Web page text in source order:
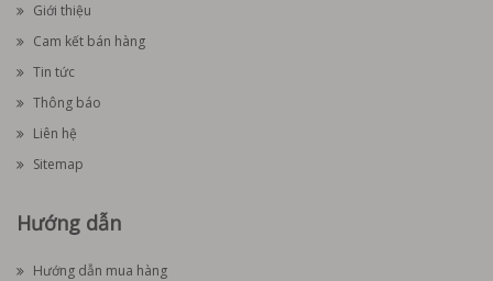
Giới thiệu
Cam kết bán hàng
Tin tức
Thông báo
Liên hệ
Sitemap
Hướng dẫn
Hướng dẫn mua hàng